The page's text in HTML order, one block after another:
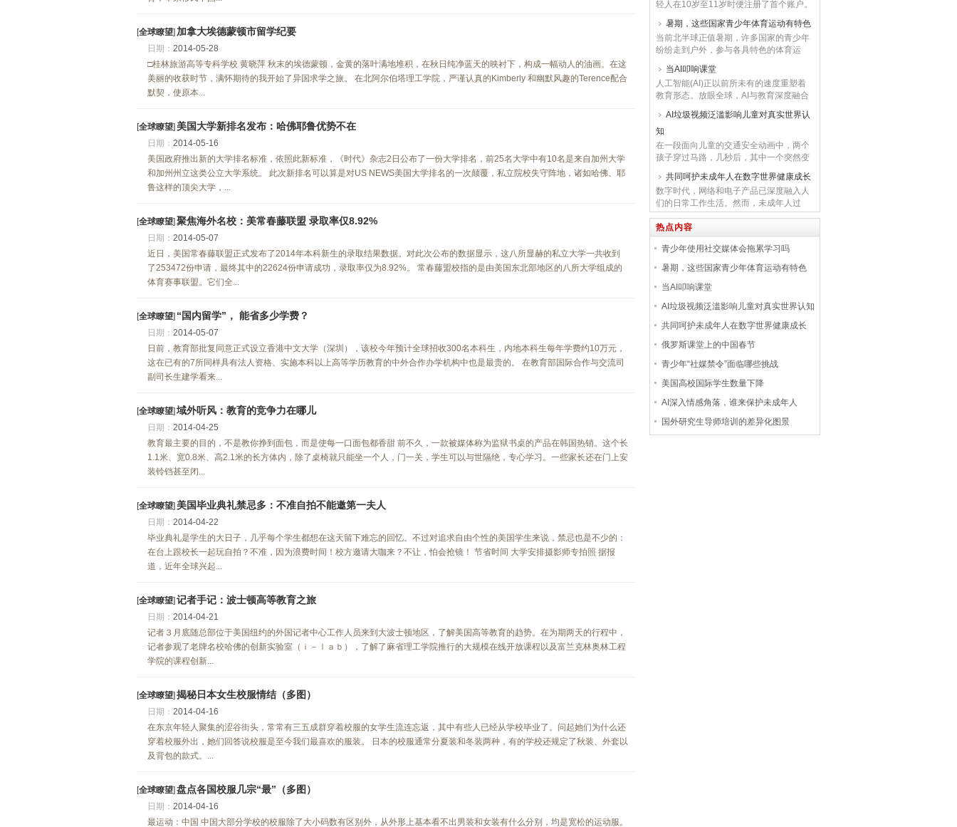
[全球瞭望] 加拿大埃德蒙顿市留学纪要
日期： 2014-05-28
□桂林旅游高等专科学校 黄晓萍 秋末的埃德蒙顿，金黄的落叶满地堆积，在秋日纯净蓝天的映衬下，构成一幅动人的油画。在这
美丽的收获时节，满怀期待的我开始了异国求学之旅。 在北阿尔伯塔理工学院，严谨认真的Kimberly 和幽默风趣的Terence配合
默契，使原本...
[全球瞭望] 美国大学新排名发布：哈佛耶鲁优势不在
日期： 2014-05-16
美国政府推出新的大学排名标准，依照此新标准，《时代》杂志2日公布了一份大学排名，前25名大学中有10名是来自加州大学
和加州州立这类公立大学系统。 此次新排名可以算是对US NEWS美国大学排名的一次颠覆，私立院校失守阵地，诸如哈佛、耶
鲁这样的顶尖大学，...
[全球瞭望] 聚焦海外名校：美常春藤联盟 录取率仅8.92%
日期： 2014-05-07
近日，美国常春藤联盟正式发布了2014年本科新生的录取结果数据。对此次公布的数据显示，这八所显赫的私立大学一共收到
了253472份申请，最终其中的22624份申请成功，录取率仅为8.92%。 常春藤盟校指的是由美国东北部地区的八所大学组成的
体育赛事联盟。它们全...
[全球瞭望] “国内留学”， 能省多少学费？
日期： 2014-05-07
日前，教育部批复同意正式设立香港中文大学（深圳），该校今年预计全球招收300名本科生，内地本科生每年学费约10万元，
这在已有的7所同样具有法人资格、实施本科以上高等学历教育的中外合作办学机构中也是最贵的。 在教育部国际合作与交流司
副司长生建学看来...
[全球瞭望] 域外听风：教育的竞争力在哪儿
日期： 2014-04-25
教育最主要的目的，不是教你挣到面包，而是使每一口面包都香甜 前不久，一款被媒体称为监狱书桌的产品在韩国热销。这个长
1.1米、宽0.8米、高2.1米的长方体内，除了桌椅就只能坐一个人，门一关，学生可以与世隔绝，专心学习。一些家长还在门上安
装铃铛甚至闭...
[全球瞭望] 美国毕业典礼禁忌多：不准自拍不能邀第一夫人
日期： 2014-04-22
毕业典礼是学生的大日子，几乎每个学生都想在这天留下难忘的回忆。不过对追求自由个性的美国学生来说，禁忌也是不少的：
在台上跟校长一起玩自拍？不准，因为浪费时间！校方邀请大咖来？不让，怕会抢镜！ 节省时间 大学安排摄影师专拍照 据报
道，近年全球兴起...
[全球瞭望] 记者手记：波士顿高等教育之旅
日期： 2014-04-21
记者３月底随总部位于美国纽约的外国记者中心工作人员来到大波士顿地区，了解美国高等教育的趋势。在为期两天的行程中，
记者参观了老牌名校哈佛的创新实验室（ｉ－ｌａｂ），了解了麻省理工学院推行的大规模在线开放课程以及富兰克林奥林工程
学院的课程创新...
[全球瞭望] 揭秘日本女生校服情结（多图）
日期： 2014-04-16
在东京年轻人聚集的涩谷街头，常常有三五成群穿着校服的女学生流连忘返，其中有些人已经从学校毕业了。问起她们为什么还
穿着校服外出，她们回答说校服是至今我们最喜欢的服装。 日本的校服通常分夏装和冬装两种，有的学校还规定了秋装、外套以
及背包的款式。...
[全球瞭望] 盘点各国校服几宗“最”（多图）
日期： 2014-04-16
最运动：中国 中国大部分学校的校服除了大小码数有区别外，从外形上基本看不出男装和女装有什么分别，均是宽松的运动服。
轻人在10岁至11岁时便注册了首个账户。
社交媒体会拖累学习吗？意大利科学家的
调查给出了谨慎的答案：在青春期较早阶
段开设社交媒体账户的意大利学生，之后
的标准化测试成绩更低。不过，其中的关
联仍需保守解读。米兰比克卡大学科学家
调查的样本，来自意大利北部28所学校，
共5227名学生...
暑期，这些国家青少年体育运动有特色
当前北半球正值暑期，许多国家的青少年
纷纷走到户外，参与各具特色的体育运
特色体育项目既帮助青少年强健体魄、培
养运动兴趣，也通过完善的普及体系与人
才培养通道，为传承体育文化、提升竞技
水平打下良好基础。比利时——马背上的
部...
当AI叩响课堂
人工智能(AI)正以前所未有的速度重塑着
教育形态。放眼全球，AI与教育深度融合
行时”。在这场由硅基智慧引发的教育革命
面前，世界各国都在“大显身手”，基于各
自特有的文化背景、教育传统与国家发展
战略定位，在“AI+教育”的实施路径上展现
AI垃圾视频泛滥影响儿童对真实世界认
知
在一段面向儿童的交通安全动画中，两个
孩子穿过马路，几秒后，其中一个突然变
只小狼从蛋里孵出，接着是小老虎、小山
羊，但其实只有小鸡才是真正会从蛋中出
生的动物。乍看荒诞离奇，但这些视频正
在YouTube、Instagram上大量出现，获
得几十万甚至上百万播放量。西班牙《国
家报》近日披露...
共同呵护未成年人在数字世界健康成长
数字时代，网络和电子产品已深度融入人
们的日常工作生活。然而，未成年人过
早、过多接触电子产品与社交媒体，注意
力被过度分散，网络成瘾问题日益突出，
引发国际社会和各国对未成年人身心健
康、成长发展的广泛关切。联合国儿童基
金会等国际机构呼吁，政府、平台、学
热点内容
青少年使用社交媒体会拖累学习吗
暑期，这些国家青少年体育运动有特色
当AI叩响课堂
AI垃圾视频泛滥影响儿童对真实世界认知
共同呵护未成年人在数字世界健康成长
俄罗斯课堂上的中国春节
青少年“社媒禁令”面临哪些挑战
美国高校国际学生数量下降
AI深入情感角落，谁来保护未成年人
国外研究生导师培训的差异化图景